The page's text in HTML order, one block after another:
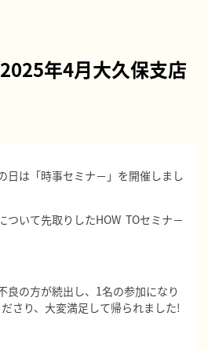
年4月大久保支店
は「時事セミナ－」を開催しまし
ついて先取りしたHOW TOセミナ－
良の方が続出し、1名の参加になり
さり、大変満足して帰られました!